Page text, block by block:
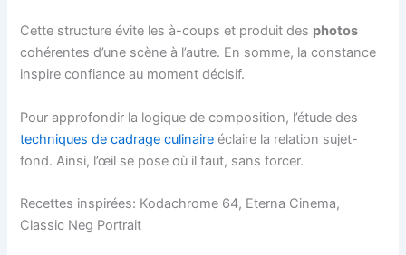
Cette structure évite les à-coups et produit des photos
cohérentes d’une scène à l’autre. En somme, la constance
inspire confiance au moment décisif.
Pour approfondir la logique de composition, l’étude des
techniques de cadrage culinaire éclaire la relation sujet-
fond. Ainsi, l’œil se pose où il faut, sans forcer.
Recettes inspirées: Kodachrome 64, Eterna Cinema,
Classic Neg Portrait